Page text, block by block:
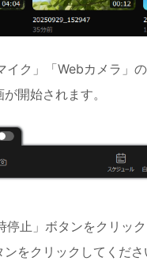
ク」「Webカメラ」
開始されます。
止」ボタンをクリッ
をクリックしてくださ